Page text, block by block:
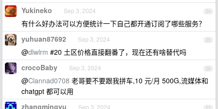
24
Yukineko Sep 3, 2024
有什么好办法可以方便统计一下自己都开通订阅了哪些服务？
25
yuhuan87692 Sep 3, 2024
@dlwlrm #20 土区价格直接翻番了，现在还有啥替代吗
26
crocoBaby Sep 3, 2024
@Clannad0708 老哥要不要跟我拼车,10 元/月 500G,流媒体和
chatgpt 都可以用
zhangmingyu Sep 3, 2024